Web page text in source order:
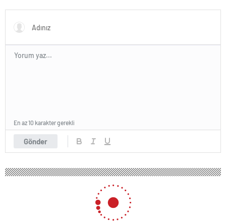
Gönder
En az 10 karakter gerekli